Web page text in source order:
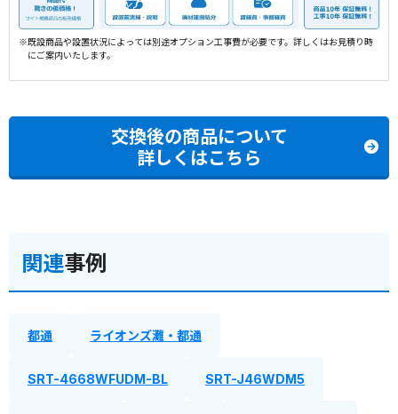
※既設商品や設置状況によっては別途オプション工事費が必要です。詳しくはお見積り時
にご案内いたします。
交換後の商品について
詳しくはこちら
関連事例
都通 ライオンズ灘・都通
SRT-4668WFUDM-BL SRT-J46WDM5